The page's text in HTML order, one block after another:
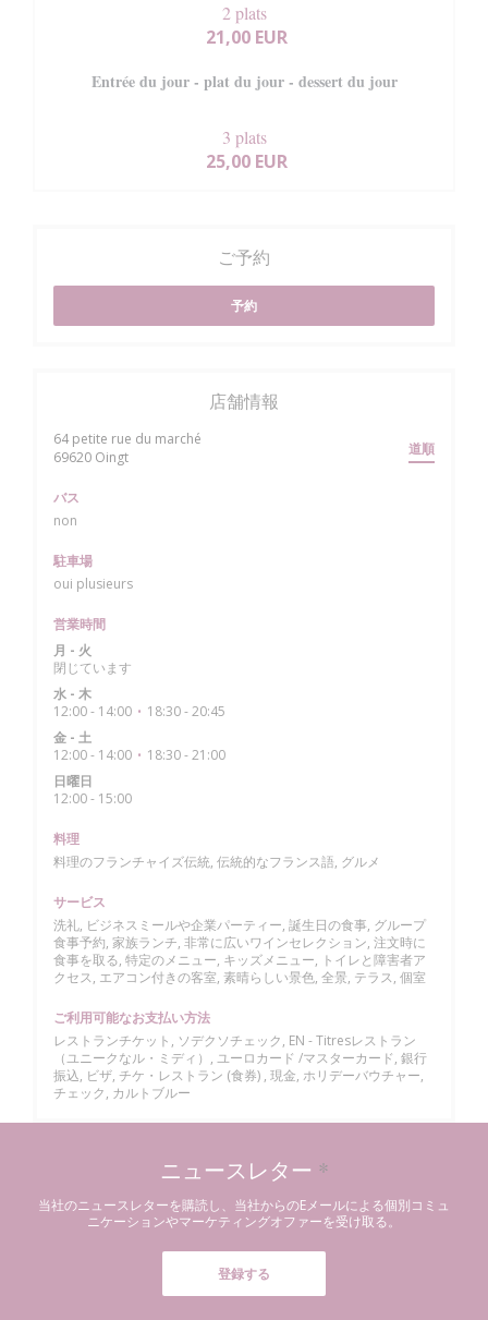
2 plats
21,00 EUR
Entrée du jour - plat du jour - dessert du jour
3 plats
25,00 EUR
ご予約
予約
店舗情報
64 petite rue du marché
69620 Oingt((新しいウィンドウで開きます)) 道順
バス
non
駐車場
oui plusieurs
営業時間
月 - 火
閉じています
水 - 木
12:00 - 14:00 • 18:30 - 20:45
金 - 土
12:00 - 14:00 • 18:30 - 21:00
日曜日
12:00 - 15:00
料理
料理のフランチャイズ伝統, 伝統的なフランス語, グルメ
サービス
洗礼, ビジネスミールや企業パーティー, 誕生日の食事, グループ
食事予約, 家族ランチ, 非常に広いワインセレクション, 注文時に
食事を取る, 特定のメニュー, キッズメニュー, トイレと障害者ア
クセス, エアコン付きの客室, 素晴らしい景色, 全景, テラス, 個室
ご利用可能なお支払い方法
レストランチケット, ソデクソチェック, EN - Titresレストラン
（ユニークなル・ミディ）, ユーロカード /マスターカード, 銀行
振込, ビザ, チケ・レストラン (食券) , 現金, ホリデーバウチャー,
チェック, カルトブルー
ニュースレター *
当社のニュースレターを購読し、当社からのEメールによる個別コミュ
ニケーションやマーケティングオファーを受け取る。
登録する